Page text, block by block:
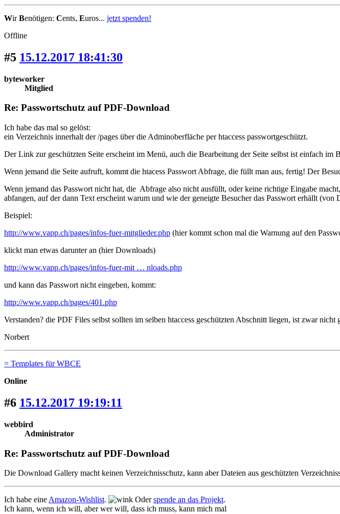
WirBenötigen: Cents, Euros... jetzt spenden!
Offline
#5 15.12.2017 18:41:30
byteworker
Mitglied
Re: Passwortschutz auf PDF-Download
Ich habe das mal so gelöst:
ein Verzeichnis innerhalt der /pages über die Adminoberfläche per htaccess passwortgeschützt.
Der Link zur geschützten Seite erscheint im Menü, auch die Bearbeitung der Seite selbst ist einfach im
Wenn jemand die Seite aufruft, kommt die htacess Passwort Abfrage, die füllt man aus, fertig! Der
Wenn jemand das Passwort nicht hat, die Abfrage also nicht ausfüllt, oder keine richtige Eingabe
abfangen, auf der dann Text erscheint warum und wie der geneigte Besucher das Passwort erhällt (von
Beispiel:
http://www.vapp.ch/pages/infos-fuer-mitglieder.php (hier kommt schon mal die Warnung auf den
klickt man etwas darunter an (hier Downloads)
http://www.vapp.ch/pages/infos-fuer-mit … nloads.php
und kann das Passwort nicht eingeben, kommt:
http://www.vapp.ch/pages/401.php
Verstanden? die PDF Files selbst sollten im selben htaccess geschützten Abschnitt liegen, ist zwar nicht
Norbert
= Templates für WBCE
Online
#6 15.12.2017 19:19:11
webbird
Administrator
Re: Passwortschutz auf PDF-Download
Die Download Gallery macht keinen Verzeichnisschutz, kann aber Dateien aus geschützten
Ich habe eine Amazon-Wishlist. Oderspende an das Projekt.
Ich kann, wenn ich will, aber wer will, dass ich muss, kann mich mal